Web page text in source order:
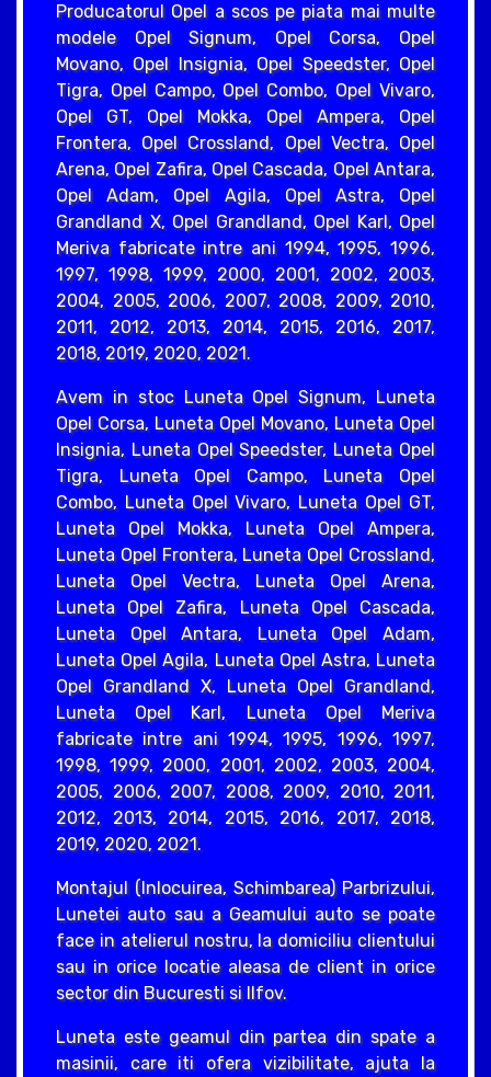
Producatorul Opel a scos pe piata mai multe
modele Opel Signum, Opel Corsa, Opel
Movano, Opel Insignia, Opel Speedster, Opel
Tigra, Opel Campo, Opel Combo, Opel Vivaro,
Opel GT, Opel Mokka, Opel Ampera, Opel
Frontera, Opel Crossland, Opel Vectra, Opel
Arena, Opel Zafira, Opel Cascada, Opel Antara,
Opel Adam, Opel Agila, Opel Astra, Opel
Grandland X, Opel Grandland, Opel Karl, Opel
Meriva fabricate intre ani 1994, 1995, 1996,
1997, 1998, 1999, 2000, 2001, 2002, 2003,
2004, 2005, 2006, 2007, 2008, 2009, 2010,
2011, 2012, 2013, 2014, 2015, 2016, 2017,
2018, 2019, 2020, 2021.
Avem in stoc Luneta Opel Signum, Luneta
Opel Corsa, Luneta Opel Movano, Luneta Opel
Insignia, Luneta Opel Speedster, Luneta Opel
Tigra, Luneta Opel Campo, Luneta Opel
Combo, Luneta Opel Vivaro, Luneta Opel GT,
Luneta Opel Mokka, Luneta Opel Ampera,
Luneta Opel Frontera, Luneta Opel Crossland,
Luneta Opel Vectra, Luneta Opel Arena,
Luneta Opel Zafira, Luneta Opel Cascada,
Luneta Opel Antara, Luneta Opel Adam,
Luneta Opel Agila, Luneta Opel Astra, Luneta
Opel Grandland X, Luneta Opel Grandland,
Luneta Opel Karl, Luneta Opel Meriva
fabricate intre ani 1994, 1995, 1996, 1997,
1998, 1999, 2000, 2001, 2002, 2003, 2004,
2005, 2006, 2007, 2008, 2009, 2010, 2011,
2012, 2013, 2014, 2015, 2016, 2017, 2018,
2019, 2020, 2021.
Montajul (Inlocuirea, Schimbarea) Parbrizului,
Lunetei auto sau a Geamului auto se poate
face in atelierul nostru, la domiciliu clientului
sau in orice locatie aleasa de client in orice
sector din Bucuresti si Ilfov.
Luneta este geamul din partea din spate a
masinii, care iti ofera vizibilitate, ajuta la